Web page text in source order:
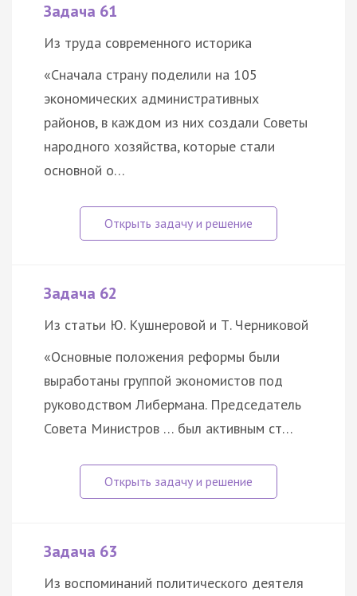
Задача 61
Из труда современного историка
«Сначала страну поделили на 105
экономических административных
районов, в каждом из них создали Советы
народного хозяйства, которые стали
основной о…
Задача 62
Из статьи Ю. Кушнеровой и Т. Черниковой
«Основные положения реформы были
выработаны группой экономистов под
руководством Либермана. Председатель
Совета Министров … был активным ст…
Задача 63
Из воспоминаний политического деятеля